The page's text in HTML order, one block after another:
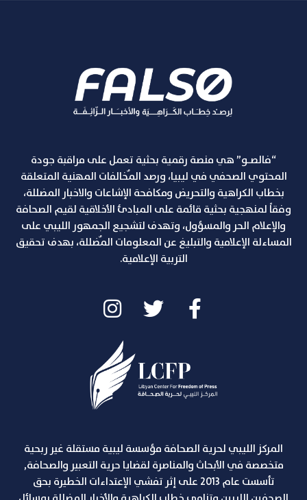
“فالصـو” هي منصة رقمية بحثية تعمل على مراقبة جودة
المحتوي الصحفي في ليبيا، ورصد المٌخالفات المهنية المتعلقة
بخطاب الكراهية والتحريض ومكافحة الإشاعات والاخبار المضللة،
وفقاً لمنهجية بحثية قائمة على المبادئ الأخلاقية لقيم الصحافة
والإعلام الحر والمسؤول، وتهدف لتشجيع الجمهور الليبي على
المساءلة الإعلامية والتبليغ عن المعلومات المٌضللة، بهدف تحقيق
التربية الإعلامية.
المركز الليبي لحرية الصحافة مؤسسة ليبية مستقلة غير ربحية
متخصصة في الأبحاث والمناصرة لقضايا حرية التعبير والصحافة,
تأسست عام 2013 على إثر تفشي الإعتداءات الخطيرة بحق